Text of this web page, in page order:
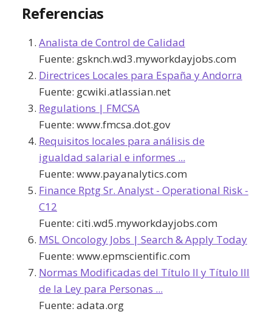
Referencias
Analista de Control de Calidad
Fuente: gsknch.wd3.myworkdayjobs.com
Directrices Locales para España y Andorra
Fuente: gcwiki.atlassian.net
Regulations | FMCSA
Fuente: www.fmcsa.dot.gov
Requisitos locales para análisis de
igualdad salarial e informes ...
Fuente: www.payanalytics.com
Finance Rptg Sr. Analyst - Operational Risk -
C12
Fuente: citi.wd5.myworkdayjobs.com
MSL Oncology Jobs | Search & Apply Today
Fuente: www.epmscientific.com
Normas Modificadas del Título II y Título III
de la Ley para Personas ...
Fuente: adata.org